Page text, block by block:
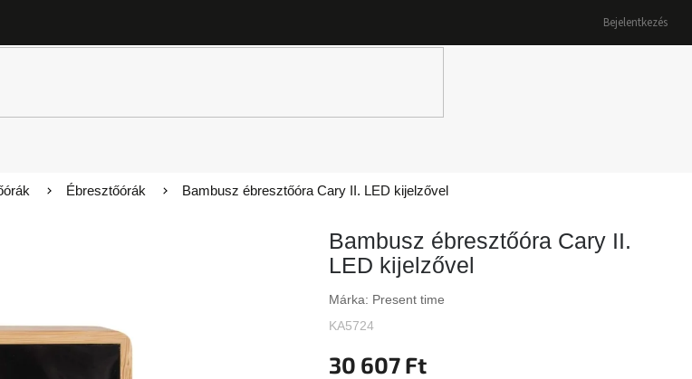
Bejelentkezés
Ébresztőórák Bambusz ébresztőóra Cary II. LED kijelzővel
Bambusz ébresztőóra Cary II.
LED kijelzővel
Márka: Present time
KA5724
30 607 Ft